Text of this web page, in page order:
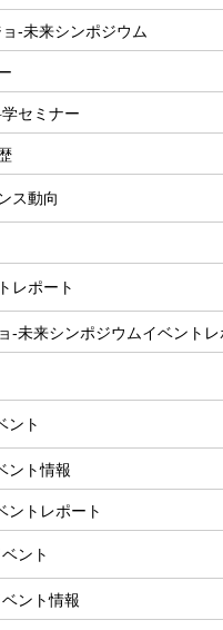
ョ-未来シンポジウム
セミナー
ス動向
レポート
-未来シンポジウムイベントレ
ント
ント情報
ントレポート
ント
ント情報